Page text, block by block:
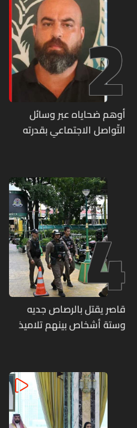
2
أوهم ضحاياه عبر وسائل
التّواصل الاجتماعي بقدرته
وقع ضحيّة أعماله؟
4
قاصر يقتل بالرصاص جديه
وستة أشخاص بينهم تلاميذ